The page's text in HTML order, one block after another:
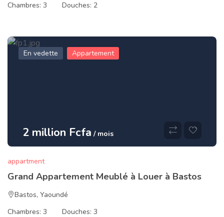
Chambres: 3 Douches: 2
En vedette Appartement
2 million Fcfa / mois
appartment
Grand Appartement Meublé à Louer à Bastos
Bastos, Yaoundé
Chambres: 3 Douches: 3